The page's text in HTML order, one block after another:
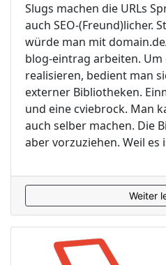
Slugs machen die URLs
auch SEO-(Freund)licher.
würde man mit
blog-eintrag arbeiten. Um
realisieren, bedient man
externer Bibliotheken.
und eine cviebrock. Man
auch selber machen. Die
aber vorzuziehen. Weil es
Weiter